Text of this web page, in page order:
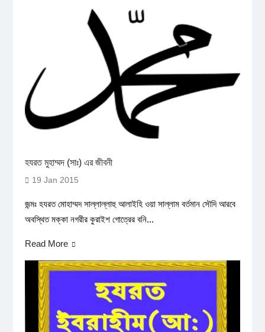
হযরত মুহাম্মদ (সাঃ) এর জীবনী
19 Jan 2015
জন্মঃ হযরত মোহাম্মদ সাল্লাল্লাহু আলাইহি ওয়া সাল্লাম বর্তমান সৌদি আরবে
অবস্থিত মক্কা নগরীর কুরাইশ গোত্রের বনি...
Read More